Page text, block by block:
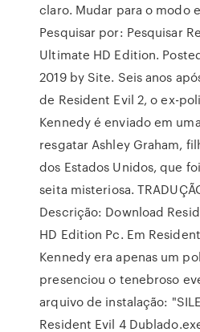
claro. Mudar para o modo
Pesquisar por: Pesquisar
Ultimate HD Edition.
2019 by Site. Seis anos
de Resident Evil 2, o ex­-
Kennedy é enviado em
resgatar Ashley Graham,
dos Estados Unidos, que
seita misteriosa.
Descrição: Download
HD Edition Pc. Em
Kennedy era apenas um
presenciou o tenebroso
arquivo de instalação:
Resident Evil 4